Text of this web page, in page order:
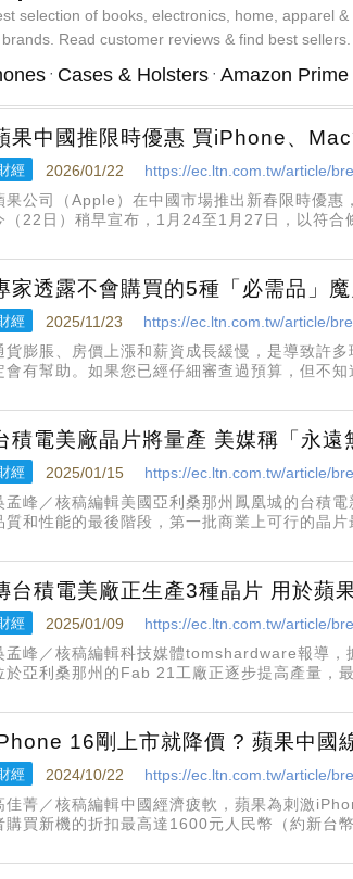
果中國推限時優惠 買iPhone、
經 2026/01/22
https://ec.ltn.com.tw/article/
果公司（Apple）在中國市場推出新春限時優
（22日）稍早宣布，1月24至1月27日，以符
家透露不會購買的5種「必需品」魔
經 2025/11/23
https://ec.ltn.com.tw/article/
貨膨脹、房價上漲和薪資成長緩慢，是導致許
會有幫助。如果您已經仔細審查過預算，但不
儉人士
積電美廠晶片將量產 美媒稱「永遠
經 2025/01/15
https://ec.ltn.com.tw/article/
孟峰／核稿編輯美國亞利桑那州鳳凰城的台積
質和性能的最後階段，第一批商業上可行的晶
法與台灣競
台積電美廠正生產3種晶片 用於蘋
經 2025/01/09
https://ec.ltn.com.tw/article/
孟峰／核稿編輯科技媒體tomshardware報導
於亞利桑那州的Fab 21工廠正逐步提高產量，
16剛上市就降價 ? 蘋果中國
經 2024/10/22
https://ec.ltn.com.tw/article/
佳菁／核稿編輯中國經濟疲軟，蘋果為刺激
購買新機的折扣最高達1600元人民幣（約新台